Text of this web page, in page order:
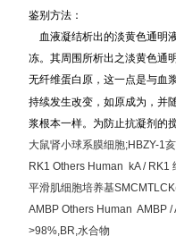
鉴别方法：
血液凝结析出的淡黄色通明
冻。其周围所析出之淡黄色通
无纤维蛋白原，这一点是与血
持续发生改变，如原成为，并
浆根本一样。为防止抗凝剂的
大鼠肾小球系膜细胞;HBZY-1
RK1 Others Human kA / RK1
平滑肌细胞培养基
AMBP Others Human AMBP
>98%,BR,水合物